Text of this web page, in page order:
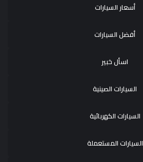
أسعار السيارات
أفضل السيارات
اسأل خبير
السيارات الصينية
السيارات الكهربائية
السيارات المستعملة